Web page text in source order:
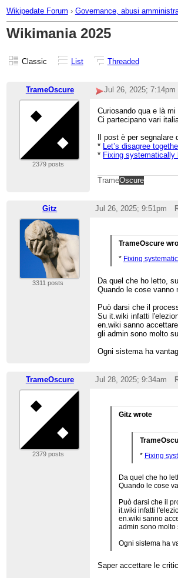
Wikipedate Forum › Governance, abusi
Wikimania 2025
Classic List Threaded
TrameOscure Jul 26, 2025; 7:14pm
2379 posts
Curiosando qua e là
Ci partecipano vari
Il post è per
* Let’s disagree
* Fixing systematically
TrameOscure
Gitz Jul 26, 2025; 9:51pm
3311 posts
TrameOscure
* Fixing
Da quel che ho letto,
Quando le cose vanno
Può darsi che il
Su it.wiki infatti
en.wiki sanno
gli admin sono molto
Ogni sistema ha
TrameOscure Jul 28, 2025; 9:34am
2379 posts
Gitz wrote
* Fixing
Da quel che ho
Quando le cose
Può darsi che il
it.wiki infatti
en.wiki sanno
admin sono molto
Ogni sistema ha
Saper accettare le